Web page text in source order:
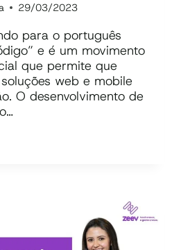
29/03/2023
para o português
e é um movimento
que permite que
web e mobile
O desenvolvimento de